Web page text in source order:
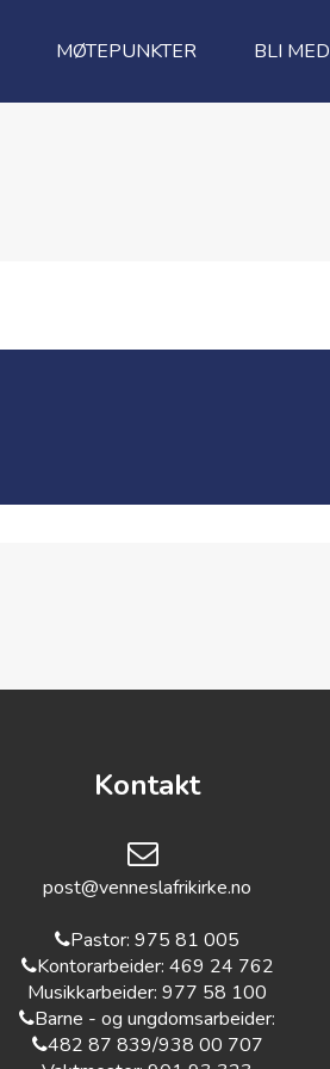
MØTEPUNKTER BLI MED
Kontakt
post@venneslafrikirke.no
Pastor:975 81 005‬
Kontorarbeider: 469 24 762
Musikkarbeider: 977 58 100
Barne - og ungdomsarbeider:
482 87 839‬/938 00 707